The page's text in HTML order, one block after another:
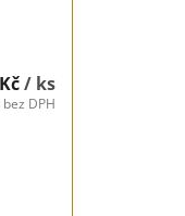
/ ks
DPH